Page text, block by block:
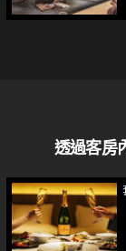
透過客房